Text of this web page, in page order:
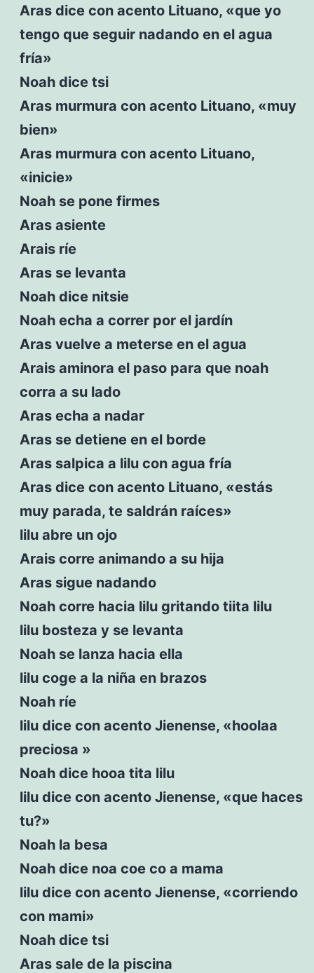
Aras dice con acento Lituano, «que yo
tengo que seguir nadando en el agua
fría»
Noah dice tsi
Aras murmura con acento Lituano, «muy
bien»
Aras murmura con acento Lituano,
«inicie»
Noah se pone firmes
Aras asiente
Arais ríe
Aras se levanta
Noah dice nitsie
Noah echa a correr por el jardín
Aras vuelve a meterse en el agua
Arais aminora el paso para que noah
corra a su lado
Aras echa a nadar
Aras se detiene en el borde
Aras salpica a lilu con agua fría
Aras dice con acento Lituano, «estás
muy parada, te saldrán raíces»
lilu abre un ojo
Arais corre animando a su hija
Aras sigue nadando
Noah corre hacia lilu gritando tiita lilu
lilu bosteza y se levanta
Noah se lanza hacia ella
lilu coge a la niña en brazos
Noah ríe
lilu dice con acento Jienense, «hoolaa
preciosa »
Noah dice hooa tita lilu
lilu dice con acento Jienense, «que haces
tu?»
Noah la besa
Noah dice noa coe co a mama
lilu dice con acento Jienense, «corriendo
con mami»
Noah dice tsi
Aras sale de la piscina